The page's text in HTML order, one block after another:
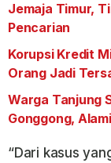
Jemaja Timur,
Pencarian
Korupsi Kredit
Orang Jadi
Warga Tanjung
Gonggong,
“Dari kasus